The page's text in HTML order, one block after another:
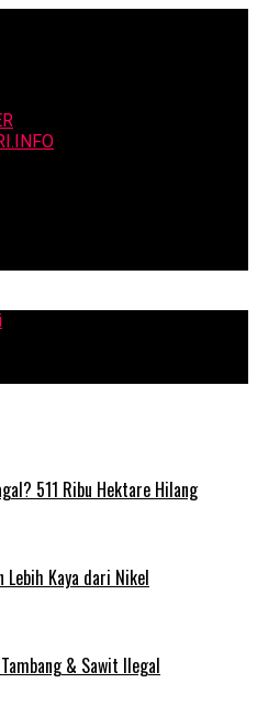
511 Ribu Hektare Hilang
Kaya dari Nikel
& Sawit Ilegal